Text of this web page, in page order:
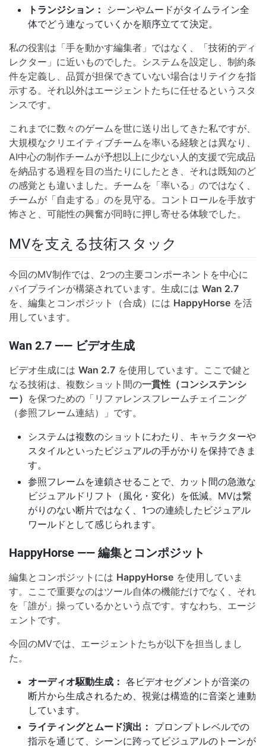
トランジション：
シーンやムードがタイムライン全
体でどう連なっていくかを順序立てて決定。
私の役割は「手を動かす編集者」ではなく、「技術的ディ
レクター」に近いものでした。システムを設定し、制約条
件を定義し、品質が担保できていない場合はリテイクを指
示する。それ以外はエージェントたちに任せるというスタ
ンスです。
これまでに数々のゲームを世に送り出してきた私ですが、
大規模なクリエイティブチームを率いる経験とは異なり、
AI中心の制作チームが予想以上に少ない人的支援で完成品
を納品する過程を目の当たりにしたとき、それは既知のど
の感覚とも違いました。チームを「率いる」のではなく、
チームが「自走する」のを見守る。コントロールを手放す
怖さと、可能性の興奮が同時に押し寄せる体験でした。
MVを支える技術スタック
今回のMV制作では、2つの主要コンポーネントを中心に
パイプラインが構築されています。生成には Wan 2.7
を、編集とコンポジット（合成）には HappyHorse を活
用しています。
Wan 2.7 —— ビデオ生成
ビデオ生成には Wan 2.7 を使用しています。ここで鍵と
なる技術は、複数ショット間の一貫性（コンシステンシ
ー） を保つための「リファレンスフレームチェイニング
（参照フレーム連結）」です。
システムは複数のショットにわたり、キャラクターや
スタイルといったビジュアルの手がかりを保持できま
す。
参照フレームを連鎖させることで、カット間の急激な
ビジュアルドリフト（風化・変化）を低減。MVは繋
がりのない断片ではなく、1つの連続したビジュアル
ワールドとして感じられます。
HappyHorse —— 編集とコンポジット
編集とコンポジットには HappyHorse を使用していま
す。ここで重要なのはツール自体の機能だけでなく、それ
を「誰が」操っているかという点です。すなわち、エージ
ェントです。
今回のMVでは、エージェントたちが以下を担当しまし
た。
オーディオ駆動生成： 各ビデオセグメントが音楽の
断片から生成されるため、視覚は構造的に音楽と連動
しています。
ライティングとムード演出： プロンプトレベルでの
指示を通じて、シーンに跨ってビジュアルのトーンが